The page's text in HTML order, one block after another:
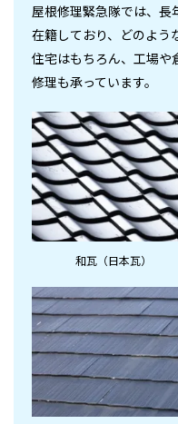
屋根修理緊急隊では、
在籍しており、どのよう
住宅はもちろん、工場や
修理も承っています。
和瓦（日本瓦）